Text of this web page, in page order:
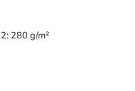
280 g/m²